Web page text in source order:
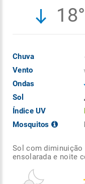
18°
Chuva
Vento
Ondas
Sol
Índice UV
Mosquitos
Sol com diminuição
ensolarada e noite